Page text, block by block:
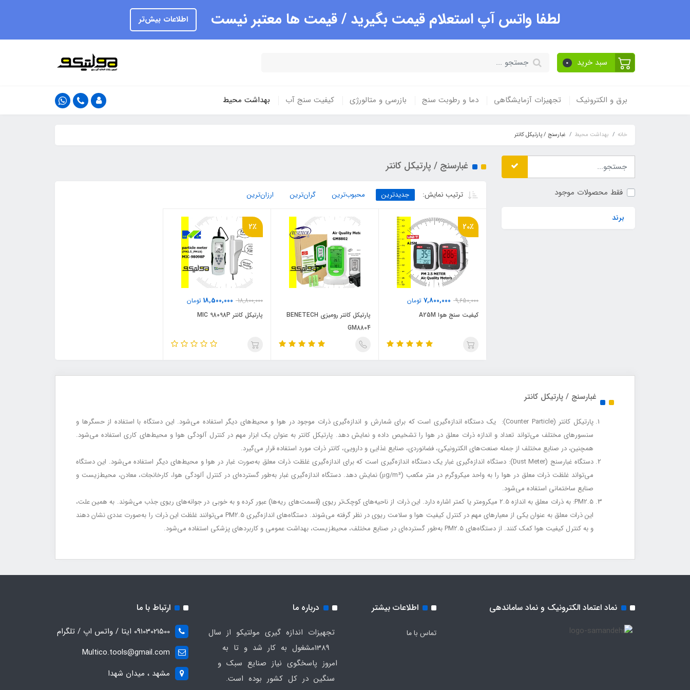
لطفا واتس آپ استعلام قیمت بگیرید / قیمت ها معتبر نیست اطلاعات بیش‌تر
سبد خرید 0
برق و الکترونیک تجهیزات آزمایشگاهی دما و رطوبت سنج بازرسی و متالورژی کیفیت سنج آب بهداشت محیط
خانه بهداشت محیط غبارسنج / پارتیکل کانتر
فقط محصولات موجود
برند
غبارسنج / پارتیکل کانتر
ترتیب نمایش: جدیدترین محبوب‌ترین گران‌ترین ارزان‌ترین
20٪
9,650,000
7,800,000 تومان
کیفیت سنج هوا A25M
پارتیکل کانتر رومیزی BENETECH
GM8804
2٪
18,800,000
18,500,000 تومان
پارتیکل کانتر MIC 98098P
غبارسنج / پارتیکل کانتر
پارتیکل کانتر (Counter Particle): یک دستگاه اندازه‌گیری است که برای شمارش و اندازه‌گیری ذرات موجود در هوا و محیط‌های دیگر استفاده می‌شود. این دستگاه با استفاده از حسگرها و
سنسورهای مختلف می‌تواند تعداد و اندازه ذرات معلق در هوا را تشخیص داده و نمایش دهد. پارتیکل کانتر به عنوان یک ابزار مهم در کنترل آلودگی هوا و محیط‌های کاری استفاده می‌شود.
همچنین، در صنایع مختلف از جمله صنعت‌های الکترونیکی، فضانوردی، صنایع غذایی و دارویی، کانتر ذرات مورد استفاده قرار می‌گیرد.
دستگاه غبارسنج (Dust Meter): دستگاه اندازه‌گیری غبار یک دستگاه اندازه‌گیری است که برای اندازه‌گیری غلظت ذرات معلق به‌صورت غبار در هوا و محیط‌های دیگر استفاده می‌شود. این دستگاه
می‌تواند غلظت ذرات معلق در هوا را به واحد میکروگرم در متر مکعب (μg/m³) نمایش دهد. دستگاه اندازه‌گیری غبار به‌طور گسترده‌ای در کنترل آلودگی هوا، کارخانجات، معادن، محیط‌زیست و
صنایع ساختمانی استفاده می‌شود.
PM2.5: به ذرات معلق به اندازه 2.5 میکرومتر یا کمتر اشاره دارد. این ذرات از ناحیه‌های کوچک‌تر ریوی (قسمت‌های ریه‌ها) عبور کرده و به خوبی در جوانه‌های ریوی جذب می‌شوند. به همین علت،
این ذرات معلق به عنوان یکی از معیارهای مهم در کنترل کیفیت هوا و سلامت ریوی در نظر گرفته می‌شوند. دستگاه‌های اندازه‌گیری PM2.5 می‌توانند غلظت این ذرات را به‌صورت عددی نشان دهند
و به کنترل کیفیت هوا کمک کنند. از دستگاه‌های PM2.5 به‌طور گسترده‌ای در صنایع مختلف، محیط‌زیست، بهداشت عمومی و کاربردهای پزشکی استفاده می‌شود.
نماد اعتماد الکترونیک و نماد ساماندهی اطلاعات بیشتر
تماس با ما
درباره ما
تجهیزات اندازه گیری مولتیکو از سال
1389مشغول به کار شد و تا به
امروز پاسخگوی نیاز صنایع سبک و
سنگین در کل کشور بوده است.
ارتباط با ما
09103021500 ایتا / واتس اپ / تلگرام
Multico.tools@gmail.com
مشهد ، میدان شهدا